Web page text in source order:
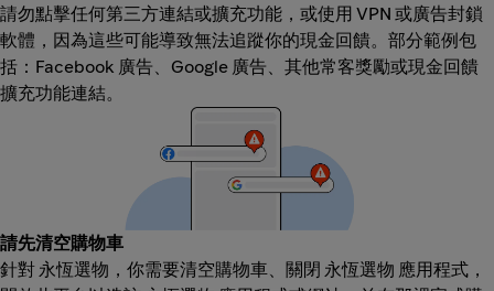
請勿點擊任何第三方連結或擴充功能，或使用 VPN 或廣告封鎖
軟體，因為這些可能導致無法追蹤你的現金回饋。部分範例包
括：Facebook 廣告、Google 廣告、其他常客獎勵或現金回饋
擴充功能連結。
請先清空購物車
針對 永恆選物，你需要清空購物車、關閉 永恆選物 應用程式，